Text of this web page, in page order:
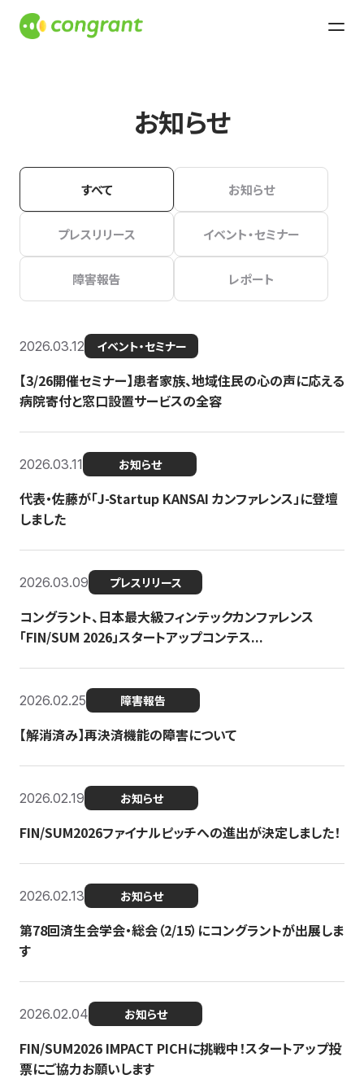
お知らせ
すべて お知らせ
プレスリリース イベント・セミナー
障害報告 レポート
2026.03.12 イベント・セミナー
【3/26開催セミナー】患者家族、地域住民の心の声に応える
病院寄付と窓口設置サービスの全容
2026.03.11 お知らせ
代表・佐藤が「J-Startup KANSAI カンファレンス」に登壇
しました
2026.03.09 プレスリリース
コングラント、日本最大級フィンテックカンファレンス
「FIN/SUM 2026」スタートアップコンテス...
2026.02.25 障害報告
【解消済み】再決済機能の障害について
2026.02.19 お知らせ
FIN/SUM2026ファイナルピッチへの進出が決定しました！
2026.02.13 お知らせ
第78回済生会学会・総会（2/15）にコングラントが出展しま
す
2026.02.04 お知らせ
FIN/SUM2026 IMPACT PICHに挑戦中！スタートアップ投
票にご協力お願いします